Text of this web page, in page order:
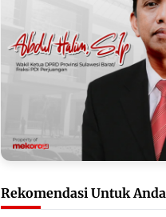
Rekomendasi Untuk Anda